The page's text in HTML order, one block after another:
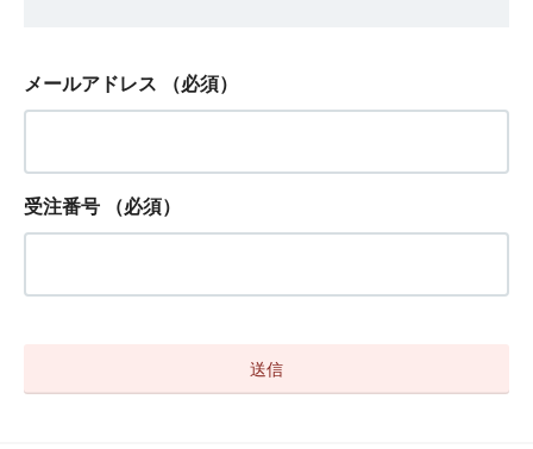
メールアドレス （必須）
受注番号 （必須）